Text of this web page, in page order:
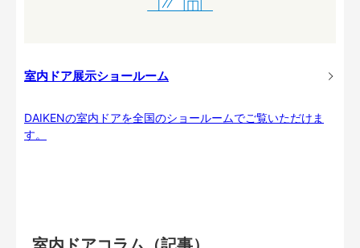
室内ドア展示ショールーム
DAIKENの室内ドアを全国のショールームでご覧いただけま
す。